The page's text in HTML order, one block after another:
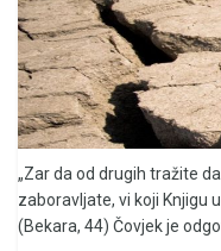
„Zar da od drugih tražite
zaboravljate, vi koji Knjigu
(Bekara, 44) Čovjek je